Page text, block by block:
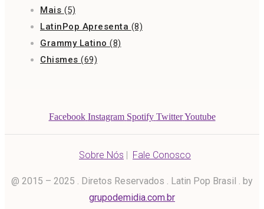
Mais (5)
LatinPop Apresenta (8)
Grammy Latino (8)
Chismes (69)
Facebook Instagram Spotify Twitter Youtube
Sobre Nós Fale Conosco
@ 2015 – 2025 . Diretos Reservados . Latin Pop Brasil . by
grupodemidia.com.br